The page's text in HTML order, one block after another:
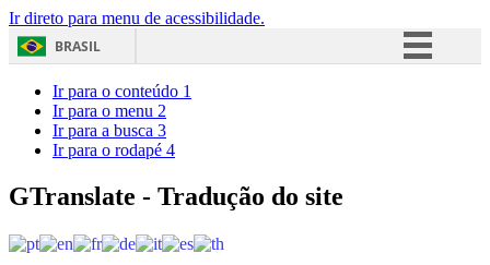
Ir direto para menu de acessibilidade.
BRASIL
Acesso à informação
Ir para o conteúdo 1
Ir para o menu 2
Ir para a busca 3
Ir para o rodapé 4
GTranslate - Tradução do site